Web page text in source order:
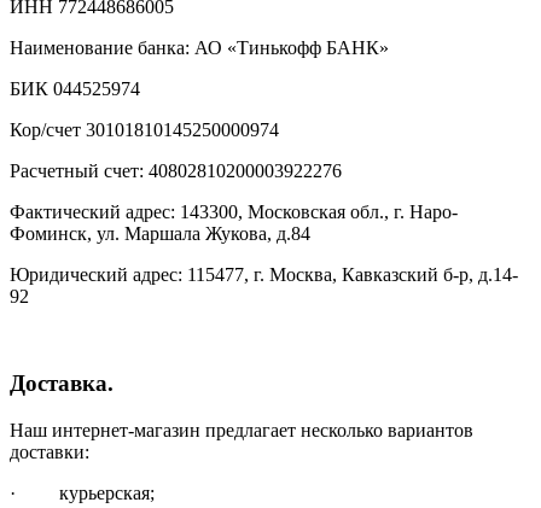
ИНН 772448686005
Наименование банка: АО «Тинькофф БАНК»
БИК 044525974
Кор/счет 30101810145250000974
Расчетный счет: 40802810200003922276
Фактический адрес: 143300, Московская обл., г. Наро-
Фоминск, ул. Маршала Жукова, д.84
Юридический адрес: 115477, г. Москва, Кавказский б-р, д.14-
92
Доставка.
Наш интернет-магазин предлагает несколько вариантов
доставки:
· курьерская;